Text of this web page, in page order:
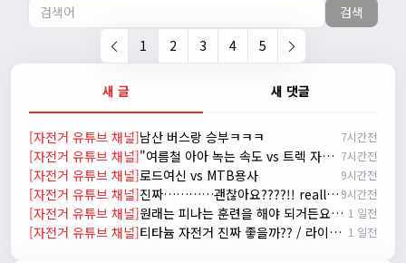
새 글 새 댓글
[자전거 유튜브 채널]남산 버스랑 승부ㅋㅋㅋ 7시간전
[자전거 유튜브 채널] "여름철 아아 녹는 속도 vs 트렉 자전거 고장 나는 속도 ㅋㅋㅋ 입문용 MTB 끝판왕 추천" 7시간전
[자전거 유튜브 채널]로드여신 vs MTB용사 9시간전
[자전거 유튜브 채널] 진짜…………괜찮아요????!! really okay?😱너무 아플것 같아……ㅜㅜ 9시간전
[자전거 유튜브 채널] 원래는 피나는 훈련을 해야 되거든요? 근데 다들 너무 힘들어하니까 우리가 치트키를 좀 써드릴게요. 아, KC 인증이 안나온다고요? 그럼 뭐... 얼른 훈련하러 안나가고 뭐하세요? 1 일전
[자전거 유튜브 채널] 티타늄 자전거 진짜 좋을까?? / 라이트스피드 얼티밋 리뷰 1 일전
자출조아
2/20/2025
시즌이 곧 다가오네요 ^^ 모두 안전한 라이딩 하시기 바랍니
다
2/22/2025
자출조아18:44:23
넵!! 잔차나라도 시즌온과 함께 바쁜 하루하루 보내세요~~
3/1/2025
자출조아08:54:33
수도권은 3.1절 연휴 비소식...ㅠ ㅠ
검색
1
2 3 4 5